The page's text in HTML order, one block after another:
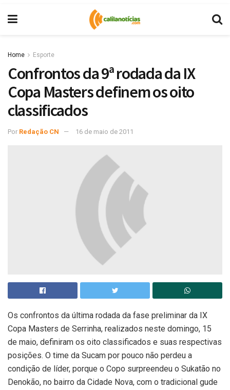
Home Esporte
Confrontos da 9ª rodada da IX
Copa Masters definem os oito
classificados
Por Redação CN 16 de maio de 2011
Os confrontos da última rodada da fase preliminar da IX
Copa Masters de Serrinha, realizados neste domingo, 15
de maio, definiram os oito classificados e suas respectivas
posições. O time da Sucam por pouco não perdeu a
condição de líder, porque o Copo surpreendeu o Sukatão no
Denokão, no bairro da Cidade Nova, com o tradicional gude